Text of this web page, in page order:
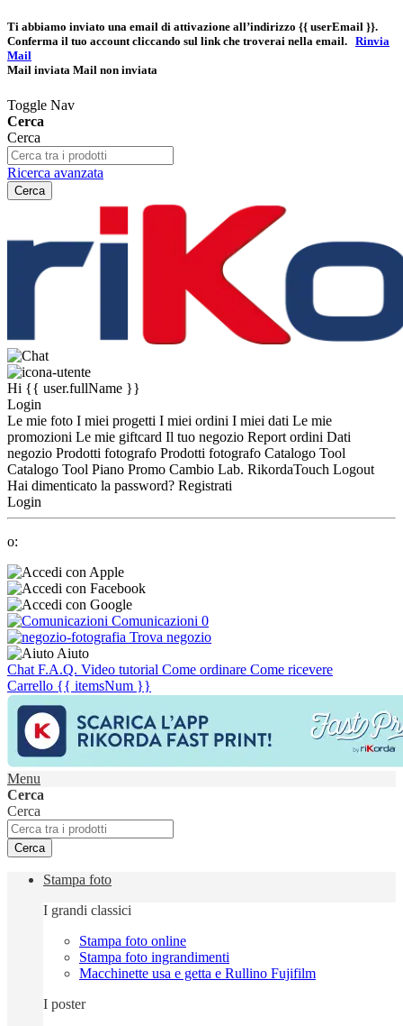
Ti abbiamo inviato una email di attivazione all’indirizzo {{ userEmail }}.
Conferma il tuo account cliccando sul link che troverai nella email. Rinvia
Mail
Mail inviata Mail non inviata
Toggle Nav
Cerca
Cerca
Ricerca avanzata
Cerca
Hi {{ user.fullName }}
Login
Le mie foto I miei progetti I miei ordini I miei dati Le mie
promozioni Le mie giftcard Il tuo negozio Report ordini Dati
negozio Prodotti fotografo Prodotti fotografo Catalogo Tool
Catalogo Tool Piano Promo Cambio Lab. RikordaTouch Logout
Hai dimenticato la password? Registrati
Login
o:
Comunicazioni 0
Trova negozio
Aiuto
Chat F.A.Q. Video tutorial Come ordinare Come ricevere
Carrello {{ itemsNum }}
Menu
Cerca
Cerca
Cerca
Stampa foto
I grandi classici
Stampa foto online
Stampa foto ingrandimenti
Macchinette usa e getta e Rullino Fujifilm
I poster